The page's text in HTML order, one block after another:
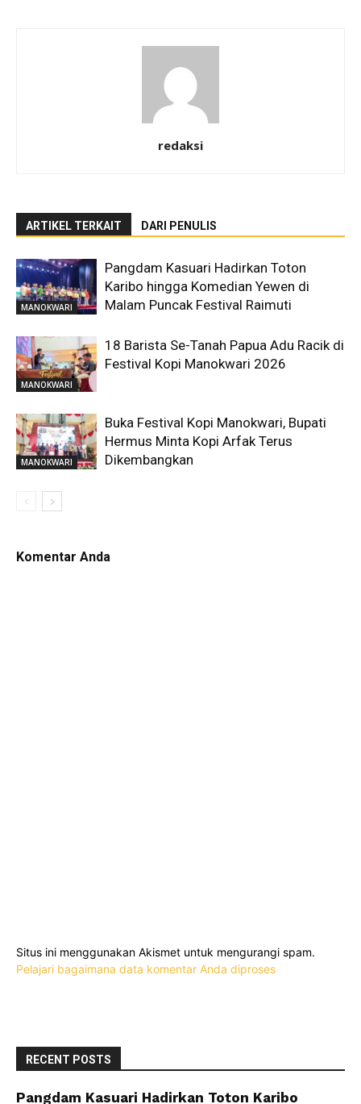
redaksi
ARTIKEL TERKAIT DARI PENULIS
MANOKWARI
Pangdam Kasuari Hadirkan Toton
Karibo hingga Komedian Yewen di
Malam Puncak Festival Raimuti
MANOKWARI
18 Barista Se-Tanah Papua Adu Racik di
Festival Kopi Manokwari 2026
MANOKWARI
Buka Festival Kopi Manokwari, Bupati
Hermus Minta Kopi Arfak Terus
Dikembangkan
Komentar Anda
Situs ini menggunakan Akismet untuk mengurangi spam.
Pelajari bagaimana data komentar Anda diproses
RECENT POSTS
Pangdam Kasuari Hadirkan Toton Karibo